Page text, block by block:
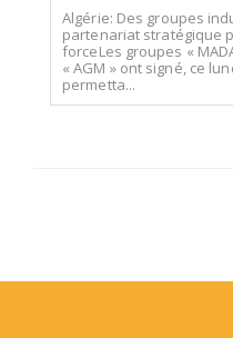
Algérie: Des groupes
partenariat stratégique
forceLes groupes «
« AGM » ont signé, ce
permetta...